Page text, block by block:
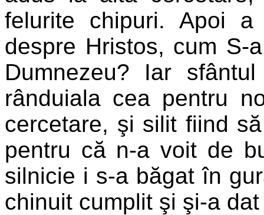
felurite chipuri. Apoi
despre Hristos, cum S-
Dumnezeu? Iar
rânduiala cea pentru
cercetare, şi silit fiind
pentru că n-a voit de
silnicie i s-a băgat în
chinuit cumplit şi şi-a